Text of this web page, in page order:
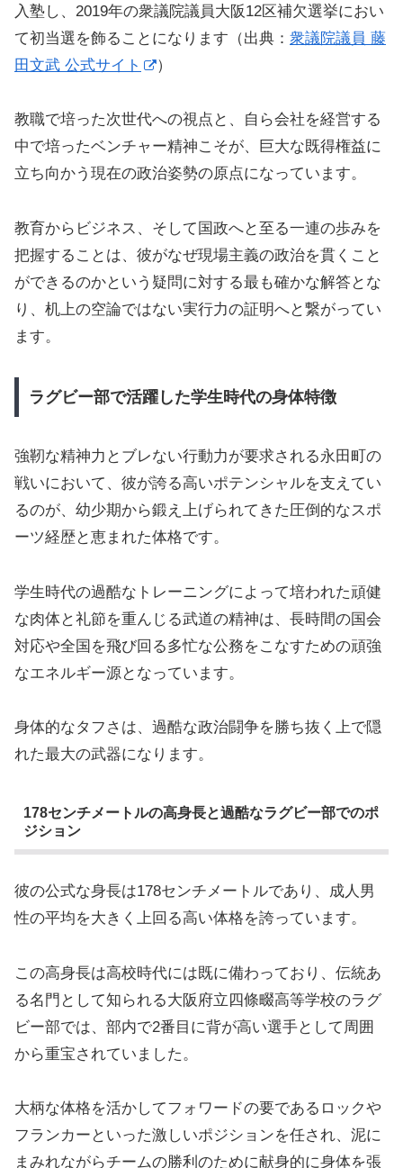
入塾し、2019年の衆議院議員大阪12区補欠選挙におい
て初当選を飾ることになります（出典： 衆議院議員 藤
田文武 公式サイト
）
教職で培った次世代への視点と、自ら会社を経営する
中で培ったベンチャー精神こそが、巨大な既得権益に
立ち向かう現在の政治姿勢の原点になっています。
教育からビジネス、そして国政へと至る一連の歩みを
把握することは、彼がなぜ現場主義の政治を貫くこと
ができるのかという疑問に対する最も確かな解答とな
り、机上の空論ではない実行力の証明へと繋がってい
ます。
ラグビー部で活躍した学生時代の身体特徴
強靭な精神力とブレない行動力が要求される永田町の
戦いにおいて、彼が誇る高いポテンシャルを支えてい
るのが、幼少期から鍛え上げられてきた圧倒的なスポ
ーツ経歴と恵まれた体格です。
学生時代の過酷なトレーニングによって培われた頑健
な肉体と礼節を重んじる武道の精神は、長時間の国会
対応や全国を飛び回る多忙な公務をこなすための頑強
なエネルギー源となっています。
身体的なタフさは、過酷な政治闘争を勝ち抜く上で隠
れた最大の武器になります。
178センチメートルの高身長と過酷なラグビー部でのポ
ジション
彼の公式な身長は178センチメートルであり、成人男
性の平均を大きく上回る高い体格を誇っています。
この高身長は高校時代には既に備わっており、伝統あ
る名門として知られる大阪府立四條畷高等学校のラグ
ビー部では、部内で2番目に背が高い選手として周囲
から重宝されていました。
大柄な体格を活かしてフォワードの要であるロックや
フランカーといった激しいポジションを任され、泥に
まみれながらチームの勝利のために献身的に身体を張